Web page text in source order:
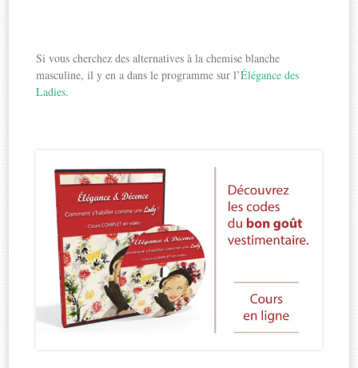
Si vous cherchez des alternatives à la chemise blanche
masculine, il y en a dans le programme sur l’Élégance des
Ladies.